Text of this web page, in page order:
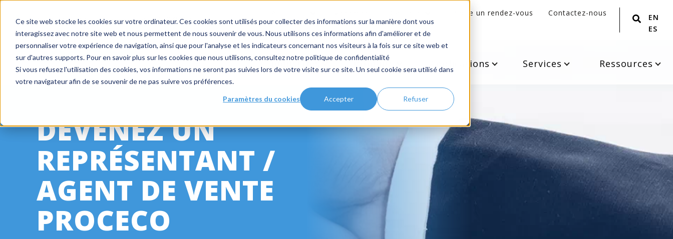
Ce site web stocke les cookies sur votre ordinateur. Ces cookies sont utilisés pour collecter des informations sur la manière dont vous
interagissez avec notre site web et nous permettent de nous souvenir de vous. Nous utilisons ces informations afin d'améliorer et de
personnaliser votre expérience de navigation, ainsi que pour l'analyse et les indicateurs concernant nos visiteurs à la fois sur ce site web et
sur d'autres supports. Pour en savoir plus sur les cookies que nous utilisons, consultez notre politique de confidentialité
Si vous refusez l'utilisation des cookies, vos informations ne seront pas suivies lors de votre visite sur ce site. Un seul cookie sera utilisé dans
votre navigateur afin de se souvenir de ne pas suivre vos préférences.
Paramètres du cookies Accepter Refuser
+ 1 800 978-6677 | Société enregistrée ISO 9001
Prendre un rendez-vous Contactez-nous
Industries Produits Applications Services Ressources
DEVENEZ UN
REPRÉSENTANT /
AGENT DE VENTE
PROCECO